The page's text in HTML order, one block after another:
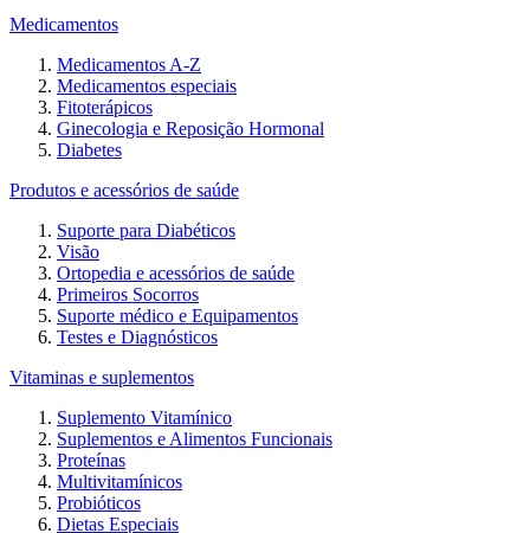
Medicamentos
Medicamentos A-Z
Medicamentos especiais
Fitoterápicos
Ginecologia e Reposição Hormonal
Diabetes
Produtos e acessórios de saúde
Suporte para Diabéticos
Visão
Ortopedia e acessórios de saúde
Primeiros Socorros
Suporte médico e Equipamentos
Testes e Diagnósticos
Vitaminas e suplementos
Suplemento Vitamínico
Suplementos e Alimentos Funcionais
Proteínas
Multivitamínicos
Probióticos
Dietas Especiais